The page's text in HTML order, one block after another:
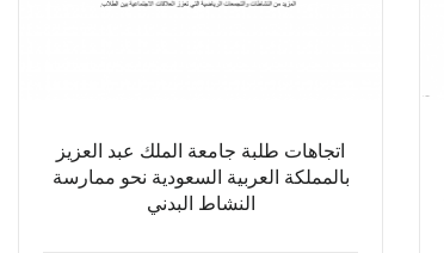
اتجاهات طلبة جامعة الملك عبد العزيز
بالمملكة العربية السعودية نحو ممارسة
النشاط البدني